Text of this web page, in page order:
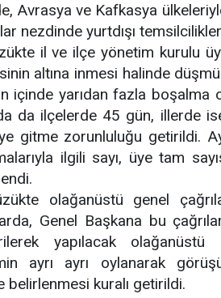
Avrasya ve Kafkasya
nezdinde yurtdışı
il ve ilçe yönetim kurulu
altına inmesi halinde
içinde yarıdan fazla boşalma
da ilçelerde 45 gün, illerde
gitme zorunluluğu getirildi.
ilgili sayı, üye tam
olağanüstü genel
Genel Başkana bu
yapılacak
ayrı ayrı oylanarak
belirlenmesi kuralı getirildi.